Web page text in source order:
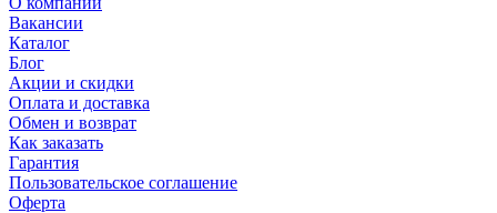
Вакансии
Каталог
Блог
Акции и скидки
Оплата и доставка
Обмен и возврат
Как заказать
Гарантия
Пользовательское соглашение
Оферта